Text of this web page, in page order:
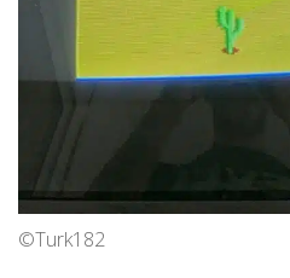
©Turk182